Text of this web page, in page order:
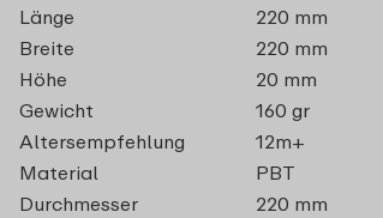
Länge
220 mm
Breite
220 mm
Höhe
20 mm
Gewicht
160 gr
Altersempfehlung
12m+
Material
PBT
Durchmesser
220 mm